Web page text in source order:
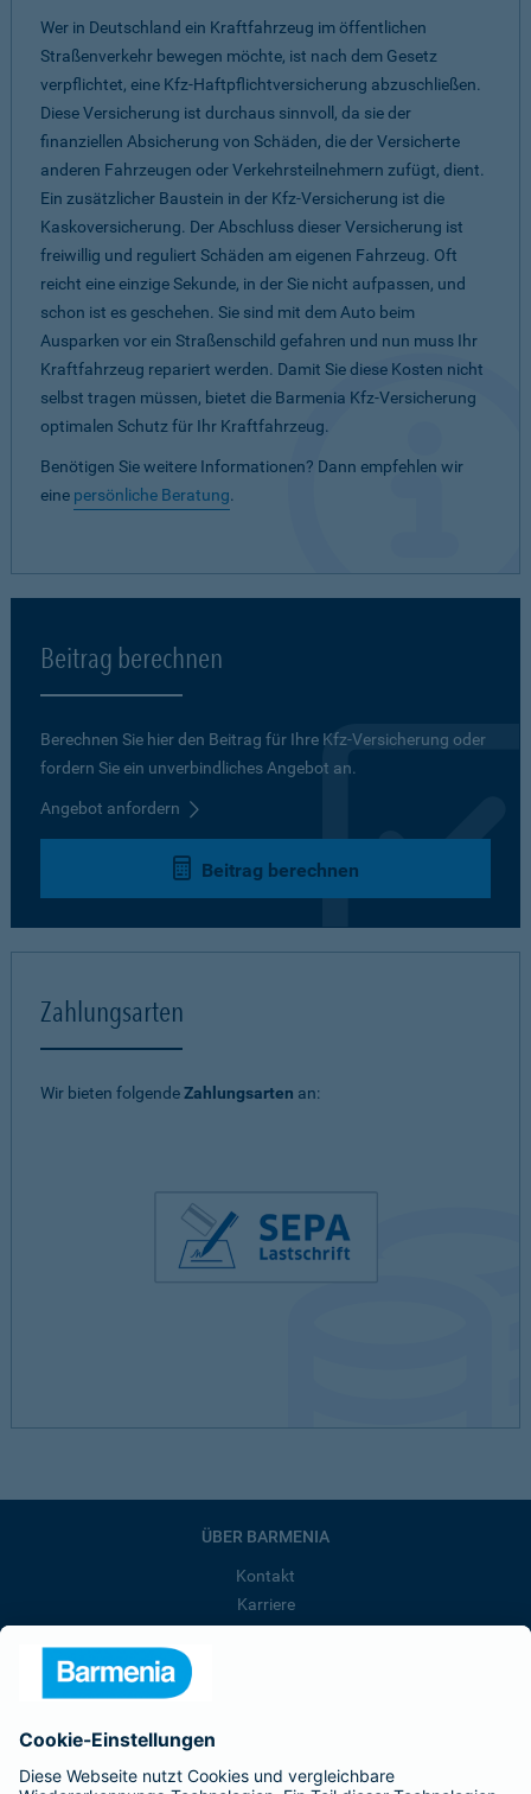
Wer in Deutschland ein Kraftfahrzeug im öffentlichen
Straßenverkehr bewegen möchte, ist nach dem Gesetz
verpflichtet, eine Kfz-Haftpflichtversicherung abzuschließen.
Diese Versicherung ist durchaus sinnvoll, da sie der
finanziellen Absicherung von Schäden, die der Versicherte
anderen Fahrzeugen oder Verkehrsteilnehmern zufügt, dient.
Ein zusätzlicher Baustein in der Kfz-Versicherung ist die
Kaskoversicherung. Der Abschluss dieser Versicherung ist
freiwillig und reguliert Schäden am eigenen Fahrzeug. Oft
reicht eine einzige Sekunde, in der Sie nicht aufpassen, und
schon ist es geschehen. Sie sind mit dem Auto beim
Ausparken vor ein Straßenschild gefahren und nun muss Ihr
Kraftfahrzeug repariert werden. Damit Sie diese Kosten nicht
selbst tragen müssen, bietet die Barmenia Kfz-Versicherung
optimalen Schutz für Ihr Kraftfahrzeug.
Benötigen Sie weitere Informationen? Dann empfehlen wir
eine persönliche Beratung.
Beitrag berechnen
Berechnen Sie hier den Beitrag für Ihre Kfz-Versicherung oder
fordern Sie ein unverbindliches Angebot an.
Angebot anfordern
Beitrag berechnen
Zahlungsarten
Wir bieten folgendeZahlungsarten an:
ÜBER BARMENIA
Kontakt
Karriere
Barmenia ist Teil der BarmeniaGothaer